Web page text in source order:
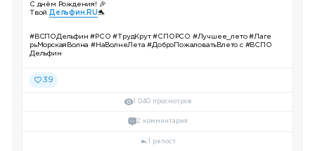
С днём Рождения! 🎉
Твой Дельфин.RU🐬
#ВСПОДельфин #РСО #ТрудКрут #СПОРСО #Лучшее_лето #Лаге
рьМорскаяВолна #НаВолнеЛета #ДоброПожаловатьВлето с #ВСПО
Дельфин
39
1 040 просмотров
2 комментария
1 репост